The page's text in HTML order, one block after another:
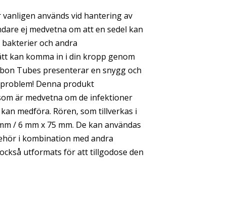
används vid hantering av
ej medvetna om att en sedel kan
och andra
kan komma in i din kropp genom
Tubes presenterar en snygg och
Denna produkt
är medvetna om de infektioner
medföra. Rören, som tillverkas i
/ 6 mm x 75 mm. De kan användas
i kombination med andra
utformats för att tillgodose den